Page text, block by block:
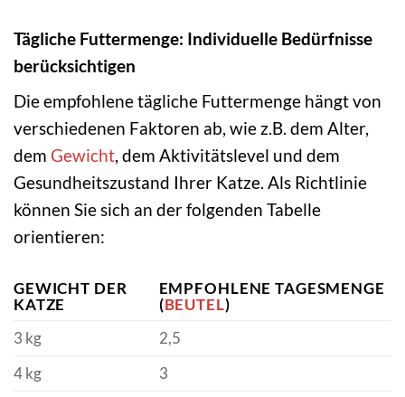
Tägliche Futtermenge: Individuelle Bedürfnisse
berücksichtigen
Die empfohlene tägliche Futtermenge hängt von
verschiedenen Faktoren ab, wie z.B. dem Alter,
dem Gewicht, dem Aktivitätslevel und dem
Gesundheitszustand Ihrer Katze. Als Richtlinie
können Sie sich an der folgenden Tabelle
orientieren:
GEWICHT DER
KATZE
EMPFOHLENE TAGESMENGE
(BEUTEL)
3 kg
2,5
4 kg
3